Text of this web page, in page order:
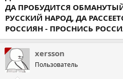
ДА ПРОБУДИТСЯ
РУССКИЙ НАРОД, ДА
РОССИЯН - ПРОСНИСЬ
xersson
Пользователь